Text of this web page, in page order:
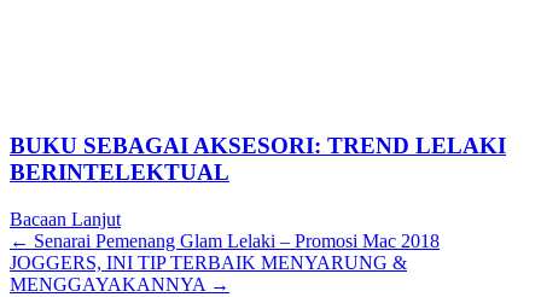
BUKU SEBAGAI AKSESORI: TREND LELAKI
BERINTELEKTUAL
Bacaan Lanjut
Posts
navigation
← Senarai Pemenang Glam Lelaki – Promosi Mac 2018
JOGGERS, INI TIP TERBAIK MENYARUNG &
MENGGAYAKANNYA →